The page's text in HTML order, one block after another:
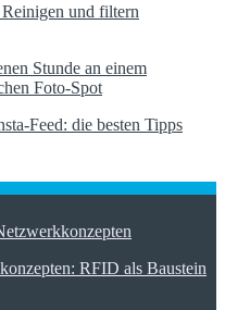
und filtern
Feed: die besten Tipps
RFID als Baustein